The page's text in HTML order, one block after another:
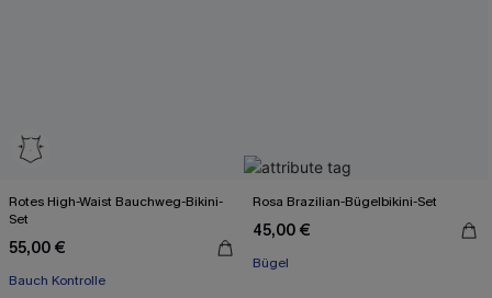
Rotes High-Waist Bauchweg-Bikini-
Set
55,00 €
Bauch Kontrolle
Rosa Brazilian-Bügelbikini-Set
45,00 €
Bügel